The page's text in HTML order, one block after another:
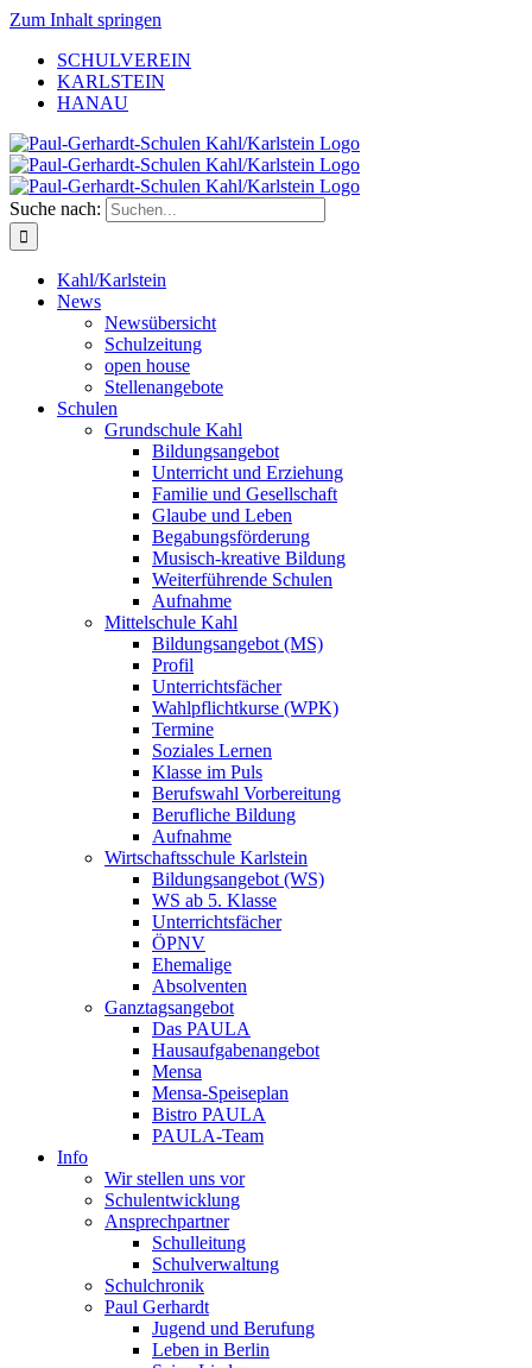
Zum Inhalt springen
SCHULVEREIN
KARLSTEIN
HANAU
Suche nach:
Kahl/Karlstein
News
Newsübersicht
Schulzeitung
open house
Stellenangebote
Schulen
Grundschule Kahl
Bildungsangebot
Unterricht und Erziehung
Familie und Gesellschaft
Glaube und Leben
Begabungsförderung
Musisch-kreative Bildung
Weiterführende Schulen
Aufnahme
Mittelschule Kahl
Bildungsangebot (MS)
Profil
Unterrichtsfächer
Wahlpflichtkurse (WPK)
Termine
Soziales Lernen
Klasse im Puls
Berufswahl Vorbereitung
Berufliche Bildung
Aufnahme
Wirtschaftsschule Karlstein
Bildungsangebot (WS)
WS ab 5. Klasse
Unterrichtsfächer
ÖPNV
Ehemalige
Absolventen
Ganztagsangebot
Das PAULA
Hausaufgabenangebot
Mensa
Mensa-Speiseplan
Bistro PAULA
PAULA-Team
Info
Wir stellen uns vor
Schulentwicklung
Ansprechpartner
Schulleitung
Schulverwaltung
Schulchronik
Paul Gerhardt
Jugend und Berufung
Leben in Berlin